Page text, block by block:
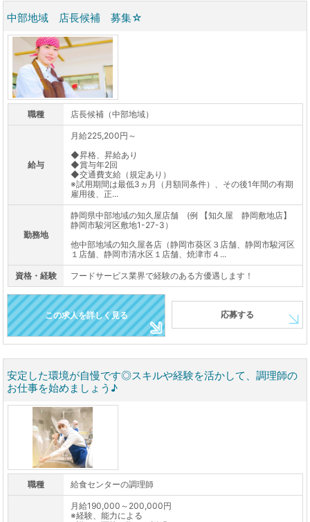
中部地域 店長候補 募集☆
職種 店長候補（中部地域）
給与
月給225,200円～
◆昇格、昇給あり
◆賞与年2回
◆交通費支給（規定あり）
※試用期間は最低3ヵ月（月額同条件）、その後1年間の有期
雇用後、正...
勤務地
静岡県中部地域の知久屋店舗 (例 【知久屋 静岡敷地店】
静岡市駿河区敷地1-27-3）
他中部地域の知久屋各店（静岡市葵区３店舗、静岡市駿河区
１店舗、静岡市清水区１店舗、焼津市４...
資格・経験 フードサービス業界で経験のある方優遇します！
この求人を詳しく見る 応募する
安定した環境が自慢です◎スキルや経験を活かして、調理師の
お仕事を始めましょう♪
職種 給食センターの調理師
月給190,000～200,000円
※経験、能力による